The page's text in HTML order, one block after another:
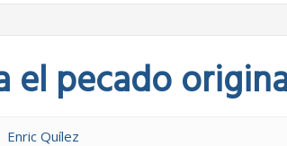
el pecado
Enric Quílez